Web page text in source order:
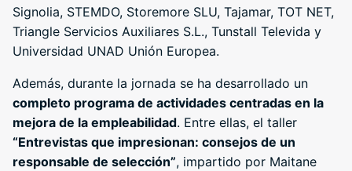
Signolia, STEMDO, Storemore SLU, Tajamar, TOT NET,
Triangle Servicios Auxiliares S.L., Tunstall Televida y
Universidad UNAD Unión Europea.
Además, durante la jornada se ha desarrollado un
completo programa de actividades centradas en la
mejora de la empleabilidad. Entre ellas, el taller
“Entrevistas que impresionan: consejos de un
responsable de selección”, impartido por Maitane